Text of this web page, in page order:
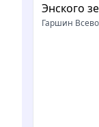
Энского
Гаршин